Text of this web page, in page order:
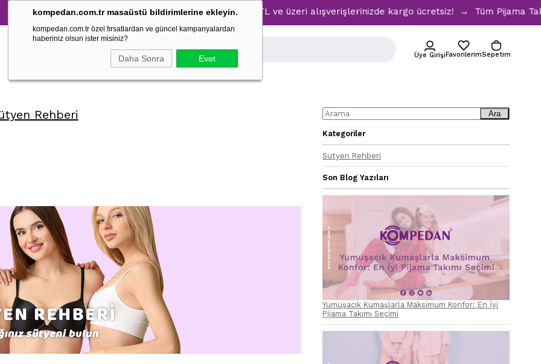
kompedan.com.tr masaüstü bildirimlerine ekleyin.
kompedan.com.tr özel fırsatlardan ve güncel kampanyalardan
haberiniz olsun ister misiniz?
Daha Sonra Evet
Tüm Pijama Takımlarında %30 İndirim → 1500 TL ve üzeri alışverişlerinizde kargo ücretsiz! → Tüm Pijama
Üye GirişiFavorilerimSepetim
Rehberi Ara
Kategoriler
Sütyen Rehberi
Son Blog Yazıları
Yumuşacık Kumaşlarla Maksimum Konfor: En İyi
Pijama Takımı Seçimi